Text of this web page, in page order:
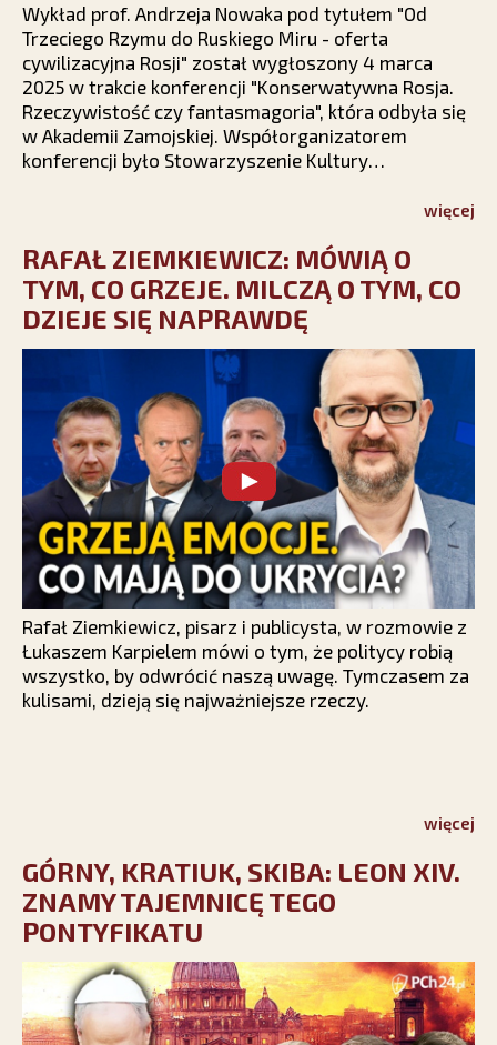
Wykład prof. Andrzeja Nowaka pod tytułem "Od
Trzeciego Rzymu do Ruskiego Miru - oferta
cywilizacyjna Rosji" został wygłoszony 4 marca
2025 w trakcie konferencji "Konserwatywna Rosja.
Rzeczywistość czy fantasmagoria", która odbyła się
w Akademii Zamojskiej. Współorganizatorem
konferencji było Stowarzyszenie Kultury
więcej
RAFAŁ ZIEMKIEWICZ: MÓWIĄ O
TYM, CO GRZEJE. MILCZĄ O TYM, CO
DZIEJE SIĘ NAPRAWDĘ
Rafał Ziemkiewicz, pisarz i publicysta, w rozmowie z
Łukaszem Karpielem mówi o tym, że politycy robią
wszystko, by odwrócić naszą uwagę. Tymczasem za
kulisami, dzieją się najważniejsze rzeczy.
więcej
GÓRNY, KRATIUK, SKIBA: LEON XIV.
ZNAMY TAJEMNICĘ TEGO
PONTYFIKATU